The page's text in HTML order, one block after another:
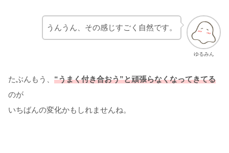
ゆるみん
うんうん、その感じすごく自然です。
たぶんもう、 “うまく付き合おう”と頑張らなくなってきてる
のが
いちばんの変化かもしれませんね。